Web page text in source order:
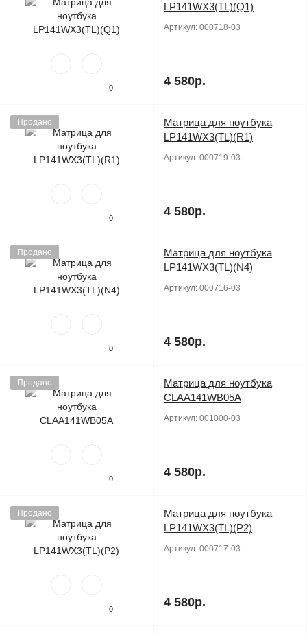
0
LP141WX3(TL)(Q1)
Артикул: 000718-03
4 580р.
Продано
0
Матрица для ноутбука
LP141WX3(TL)(R1)
Артикул: 000719-03
4 580р.
Продано
0
Матрица для ноутбука
LP141WX3(TL)(N4)
Артикул: 000716-03
4 580р.
Продано
0
Матрица для ноутбука
CLAA141WB05A
Артикул: 001000-03
4 580р.
Продано
0
Матрица для ноутбука
LP141WX3(TL)(P2)
Артикул: 000717-03
4 580р.